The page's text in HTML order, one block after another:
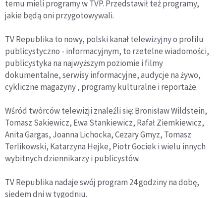
temu mieli programy w TVP. Przedstawił też programy,
jakie będą oni przygotowywali.
TV Republika to nowy, polski kanał telewizyjny o profilu
publicystyczno - informacyjnym, to rzetelne wiadomości,
publicystyka na najwyższym poziomie i filmy
dokumentalne, serwisy informacyjne, audycje na żywo,
cykliczne magazyny , programy kulturalne i reportaże.
Wśród twórców telewizji znaleźli się: Bronisław Wildstein,
Tomasz Sakiewicz, Ewa Stankiewicz, Rafał Ziemkiewicz,
Anita Gargas, Joanna Lichocka, Cezary Gmyz, Tomasz
Terlikowski, Katarzyna Hejke, Piotr Gociek i wielu innych
wybitnych dziennikarzy i publicystów.
TV Republika nadaje swój program 24 godziny na dobę,
siedem dni w tygodniu.